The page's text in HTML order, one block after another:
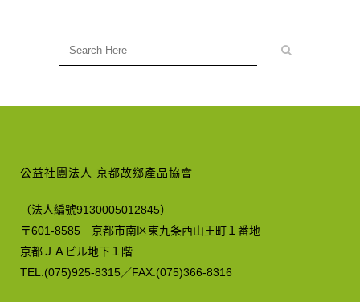
公益社團法人 京都故鄉產品協會
（法人編號9130005012845）
〒601-8585 京都市南区東九条西山王町１番地
京都ＪＡビル地下１階
TEL.(075)925-8315／FAX.(075)366-8316